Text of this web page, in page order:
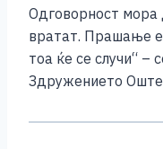
Одговорност мора
вратат. Прашање е
тоа ќе се случи“ –
Здружението